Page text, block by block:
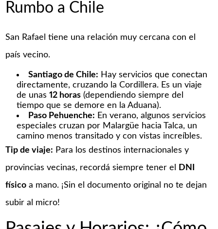
Rumbo a Chile
San Rafael tiene una relación muy cercana con el
país vecino.
Santiago de Chile: Hay servicios que conectan
directamente, cruzando la Cordillera. Es un viaje
de unas 12 horas(dependiendo siempre del
tiempo que se demore en la Aduana).
Paso Pehuenche: En verano, algunos servicios
especiales cruzan por Malargüe hacia Talca, un
camino menos transitado y con vistas increíbles.
Tip de viaje: Para los destinos internacionales y
provincias vecinas, recordá siempre tener el
DNI
físico a mano. ¡Sin el documento original no te dejan
subir al micro!